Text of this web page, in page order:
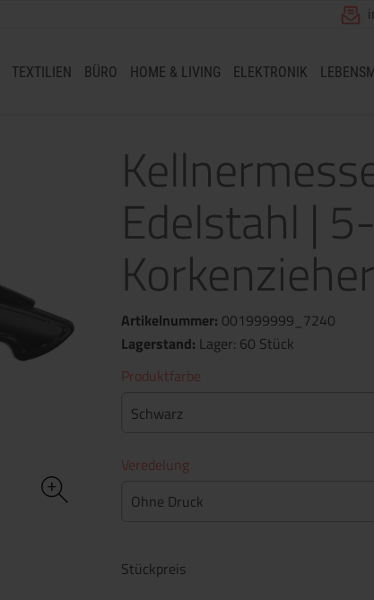
TEXTILIEN BÜRO HOME & LIVING ELEKTRONIK
Edelstahl |
Artikelnummer: 001999999_7240
Lagerstand: Lager: 60 Stück
Produktfarbe
Schwarz
Veredelung
Ohne Druck
Stückpreis